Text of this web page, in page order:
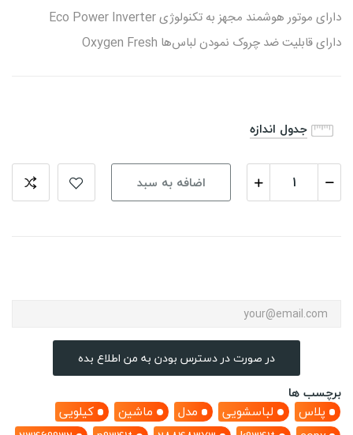
دارای موتور هوشمند مجهز به تکنولوژی Eco Power Inverter
دارای قابلیت ضد چروک نمودن لباس‌ها Oxygen Fresh
جدول اندازه
اضافه به سبد
در صورت در دسترس بودن به من اطلاع بده
برچسب ها
پلاس
لباسشویی مدل ماشین
کیلویی